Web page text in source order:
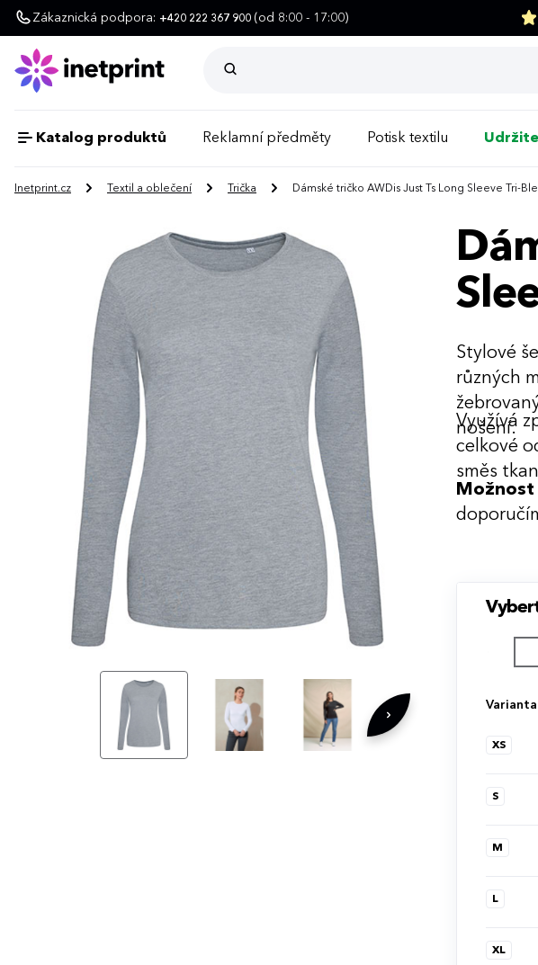
Zákaznická podpora: +420 222 367 900 (od 8:00 - 17:00)
Katalog produktů Reklamní předměty Potisk textilu
Inetprint.cz Textil a oblečení Trička Dámské tričko AWDis Just Ts Long Sleeve Tri-
Stylové
různých
nošení.
Využívá
celkové
směs
Varianta
XS
S
M
L
XL